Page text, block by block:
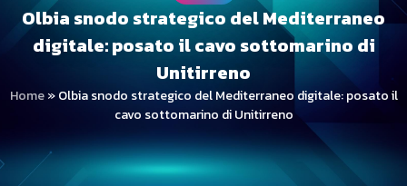
Olbia snodo strategico del Mediterraneo
digitale: posato il cavo sottomarino di
Unitirreno
Home»Olbia snodo strategico del Mediterraneo digitale: posato il
cavo sottomarino di Unitirreno